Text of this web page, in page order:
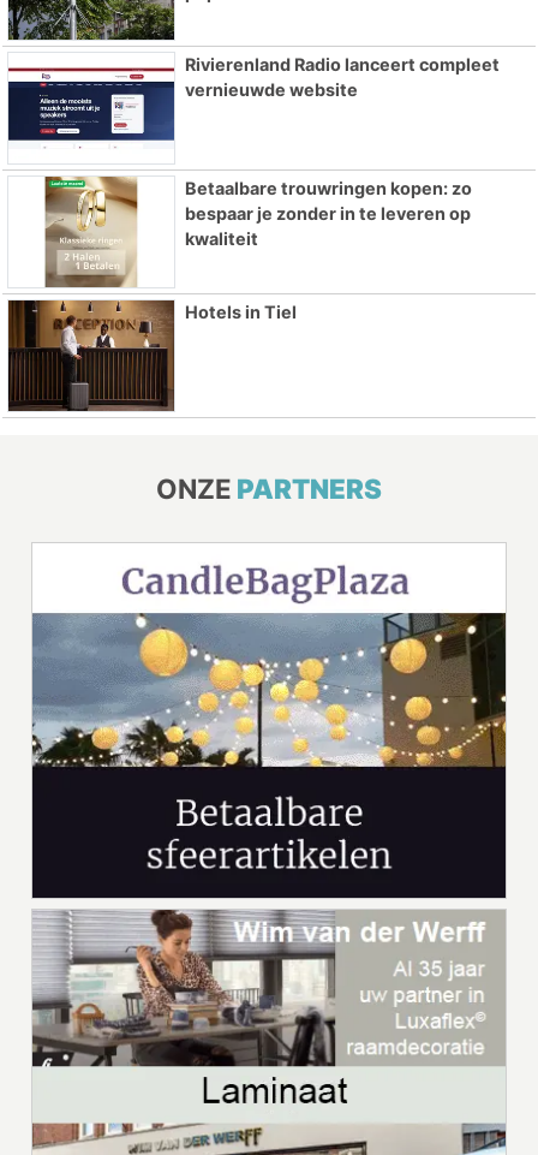
Rivierenland Radio lanceert compleet
vernieuwde website
Betaalbare trouwringen kopen: zo
bespaar je zonder in te leveren op
kwaliteit
Hotels in Tiel
ONZE PARTNERS